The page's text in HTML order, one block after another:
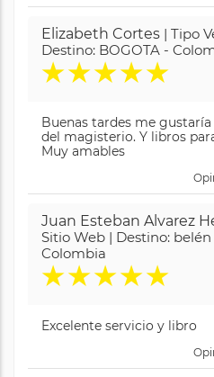
Elizabeth Cortes | Tipo
Destino: BOGOTA -
★★★★★
Buenas tardes me
del magisterio. Y libros
Muy amables
Juan Esteban Alvarez
Sitio Web | Destino:
Colombia
★★★★★
Excelente servicio y libro